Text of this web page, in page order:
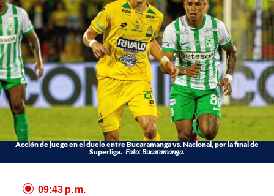
Acción de juego en el duelo entre Bucaramanga vs. Nacional, por la final de
Superliga. Foto: Bucaramanga.
09:43 p. m.